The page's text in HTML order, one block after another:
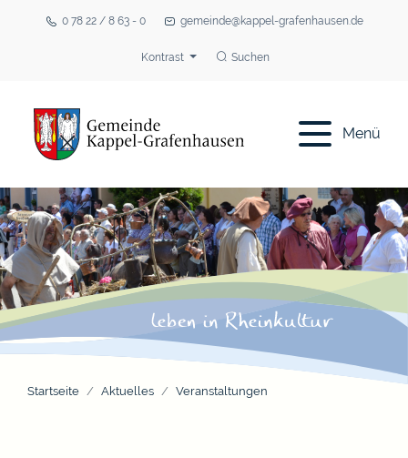
0 78 22 / 8 63 - 0 gemeinde@kappel-grafenhausen.de
Kontrast Suchen
Menü
Startseite Aktuelles Veranstaltungen